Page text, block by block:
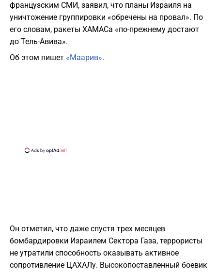
французским СМИ, заявил, что планы Израиля на
уничтожение группировки «обречены на провал». По
его словам, ракеты ХАМАСа «по-прежнему достают
до Тель-Авива».
Об этом пишет «Маарив».
Он отметил, что даже спустя трех месяцев
бомбардировки Израилем Сектора Газа, террористы
не утратили способность оказывать активное
сопротивление ЦАХАЛу. Высокопоставленный боевик